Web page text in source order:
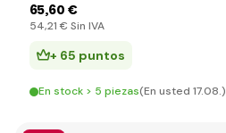
65,60 €
54,21 € Sin IVA
+ 65 puntos
En stock > 5 piezas(En usted 17.08.)